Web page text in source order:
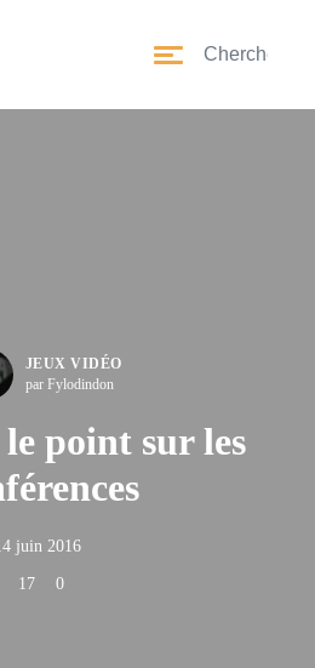
JEUX VIDÉO
par Fylodindon
point sur les
juin 2016
17 0